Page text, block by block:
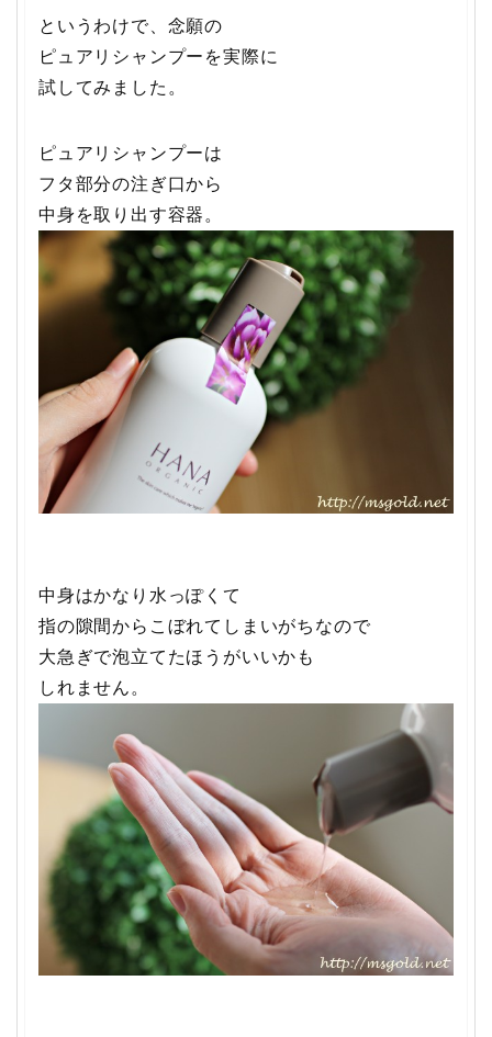
というわけで、念願の
ピュアリシャンプーを実際に
試してみました。
ピュアリシャンプーは
フタ部分の注ぎ口から
中身を取り出す容器。
中身はかなり水っぽくて
指の隙間からこぼれてしまいがちなので
大急ぎで泡立てたほうがいいかも
しれません。